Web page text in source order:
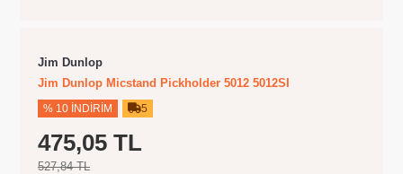
Jim Dunlop
Jim Dunlop Micstand Pickholder 5012 5012SI
% 10 İNDIRIM 5
475,05 TL
527,84 TL